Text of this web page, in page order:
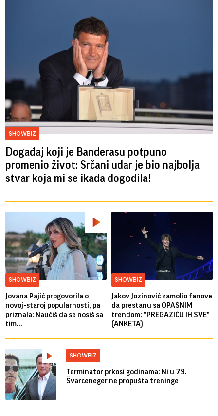
SHOWBIZ
Događaj koji je Banderasu potpuno
promenio život: Srčani udar je bio najbolja
stvar koja mi se ikada dogodila!
SHOWBIZ
Jovana Pajić progovorila o
novoj-staroj popularnosti, pa
priznala: Naučiš da se nosiš sa
tim...
SHOWBIZ
Jakov Jozinović zamolio fanove
da prestanu sa OPASNIM
trendom: "PREGAZIĆU IH SVE"
(ANKETA)
SHOWBIZ
Terminator prkosi godinama: Ni u 79.
Švarceneger ne propušta treninge